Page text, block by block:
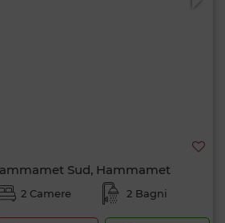
Sud, Hammamet
2 Camere 2 Bagni